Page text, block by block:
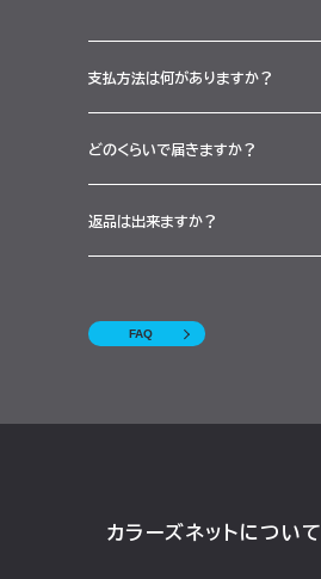
支払方法は何がありますか？
どのくらいで届きますか？
返品は出来ますか？
FAQ
カラーズネットについて